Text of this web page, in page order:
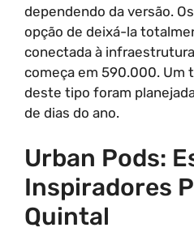
dependendo da versão.
opção de deixá-la
conectada à
começa em 590.000. Um
deste tipo foram
de dias do ano.
Urban Pods:
Inspiradores
Quintal